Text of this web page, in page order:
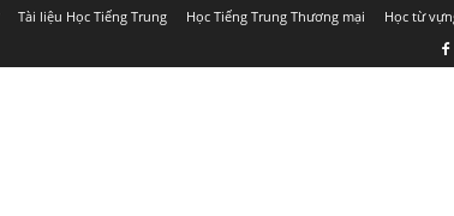
Tài liệu Học Tiếng Trung Học Tiếng Trung Thương mại Học từ